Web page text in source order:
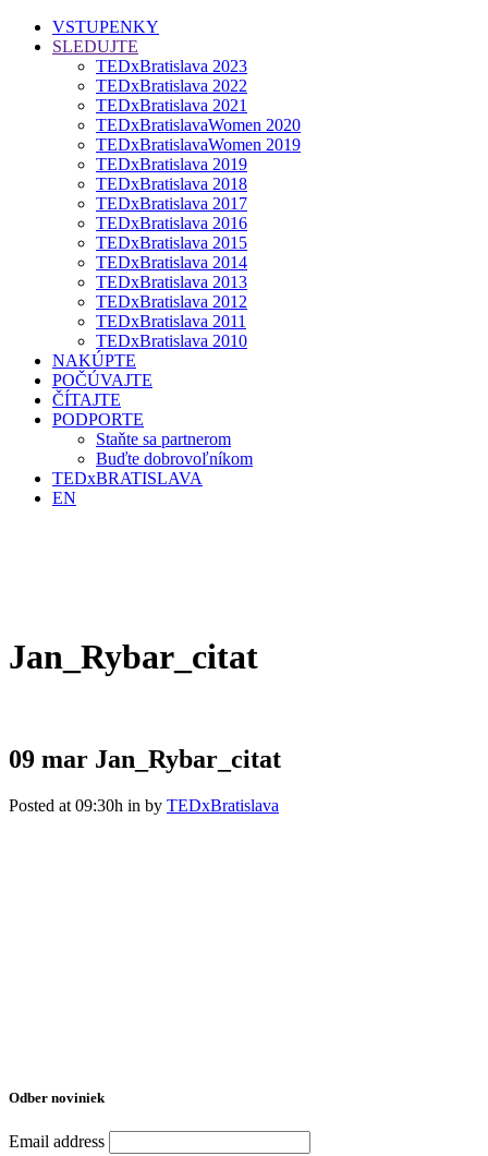
VSTUPENKY
SLEDUJTE
TEDxBratislava 2023
TEDxBratislava 2022
TEDxBratislava 2021
TEDxBratislavaWomen 2020
TEDxBratislavaWomen 2019
TEDxBratislava 2019
TEDxBratislava 2018
TEDxBratislava 2017
TEDxBratislava 2016
TEDxBratislava 2015
TEDxBratislava 2014
TEDxBratislava 2013
TEDxBratislava 2012
TEDxBratislava 2011
TEDxBratislava 2010
NAKÚPTE
POČÚVAJTE
ČÍTAJTE
PODPORTE
Staňte sa partnerom
Buďte dobrovoľníkom
TEDxBRATISLAVA
EN
Jan_Rybar_citat
09 mar Jan_Rybar_citat
Posted at 09:30h in by TEDxBratislava
Odber noviniek
Email address